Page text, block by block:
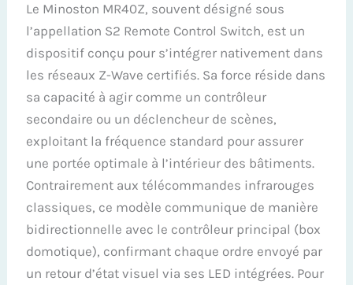
Le Minoston MR40Z, souvent désigné sous
l’appellation S2 Remote Control Switch, est un
dispositif conçu pour s’intégrer nativement dans
les réseaux Z-Wave certifiés. Sa force réside dans
sa capacité à agir comme un contrôleur
secondaire ou un déclencheur de scènes,
exploitant la fréquence standard pour assurer
une portée optimale à l’intérieur des bâtiments.
Contrairement aux télécommandes infrarouges
classiques, ce modèle communique de manière
bidirectionnelle avec le contrôleur principal (box
domotique), confirmant chaque ordre envoyé par
un retour d’état visuel via ses LED intégrées. Pour